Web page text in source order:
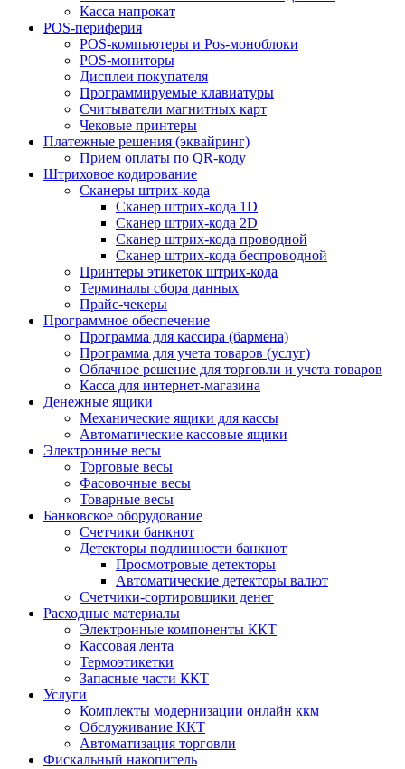
Касса напрокат
POS-периферия
POS-компьютеры и Pos-моноблоки
POS-мониторы
Дисплеи покупателя
Программируемые клавиатуры
Считыватели магнитных карт
Чековые принтеры
Платежные решения (эквайринг)
Прием оплаты по QR-коду
Штриховое кодирование
Сканеры штрих-кода
Сканер штрих-кода 1D
Сканер штрих-кода 2D
Сканер штрих-кода проводной
Сканер штрих-кода беспроводной
Принтеры этикеток штрих-кода
Терминалы сбора данных
Прайс-чекеры
Программное обеспечение
Программа для кассира (бармена)
Программа для учета товаров (услуг)
Облачное решение для торговли и учета товаров
Касса для интернет-магазина
Денежные ящики
Механические ящики для кассы
Автоматические кассовые ящики
Электронные весы
Торговые весы
Фасовочные весы
Товарные весы
Банковское оборудование
Счетчики банкнот
Детекторы подлинности банкнот
Просмотровые детекторы
Автоматические детекторы валют
Счетчики-сортировщики денег
Расходные материалы
Электронные компоненты ККТ
Кассовая лента
Термоэтикетки
Запасные части ККТ
Услуги
Комплекты модернизации онлайн ккм
Обслуживание ККТ
Автоматизация торговли
Фискальный накопитель